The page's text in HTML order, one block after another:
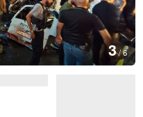
3/6